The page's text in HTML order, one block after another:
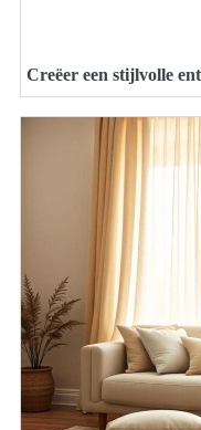
Creëer een stijlvolle